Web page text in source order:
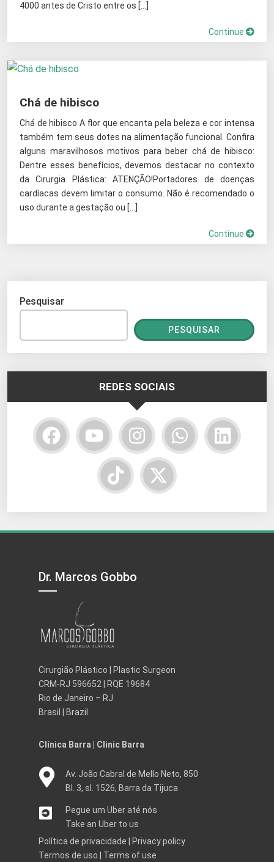
4000 antes de Cristo entre os […]
Continue
Chá de hibisco
Chá de hibisco A flor que encanta pela beleza e cor intensa
também tem seus dotes na alimentação funcional. Confira
alguns maravilhosos motivos para beber chá de hibisco:
Dentre esses benefícios, devemos destacar no contexto
da Cirurgia Plástica: ATENÇÃO!Portadores de doenças
cardíacas devem limitar o consumo. Não é recomendado o
uso durante a gestação ou […]
Continue
Pesquisar
PESQUISAR
REDES SOCIAIS
Dr. Marcos Gobbo
Cirurgião Plástico | Plastic Surgeon
CRM-RJ 596652 | RQE 19684
Rio de Janeiro – RJ
Brasil | Brazil
Clínica Barra | Clinic Barra
Av. João Cabral de Mello Neto, 850
Bl. 3, sl. 1526, Barra da Tijuca
Pegue um Uber até nós
Take an Uber to us
Política de privacidade
Privacy policy
Termos de uso
Terms of use